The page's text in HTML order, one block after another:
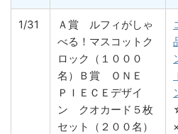
1/31
Ａ賞 ルフィがしゃ
べる！マスコットク
ロック（１０００
名）Ｂ賞 ＯＮＥ
ＰＩＥＣＥデザイ
ン クオカード５枚
セット（２００名）